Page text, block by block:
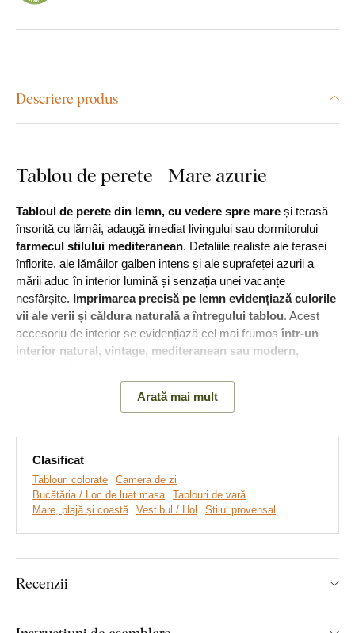
Descriere produs
Tablou de perete - Mare azurie
Tabloul de perete din lemn, cu vedere spre mare și terasă
însorită cu lămâi, adaugă imediat livingului sau dormitorului
farmecul stilului mediteranean. Detaliile realiste ale terasei
înflorite, ale lămâilor galben intens și ale suprafeței azurii a
mării aduc în interior lumină și senzația unei vacanțe
nesfârșite. Imprimarea precisă pe lemn evidențiază culorile
vii ale verii și căldura naturală a întregului tablou. Acest
accesoriu de interior se evidențiază cel mai frumosîntr-un
interior natural, vintage, mediteranean sau modern,
Motivul terasei de la malul mării, cu
momentele dedicate exclusiv relaxării.
Arată mai mult
Clasificat
Tablouri colorate
Camera de zi
Bucătăria / Loc de luat masa
Tablouri de vară
Mare, plajă și coastă
Vestibul / Hol Stilul provensal
Recenzii